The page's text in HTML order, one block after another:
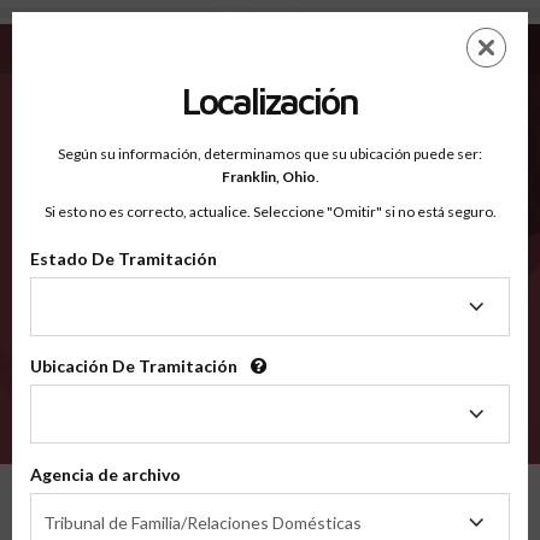
Morrill NE - Condados Reconocidos
EN
Condados Reconocidos
2600
Localización
Según su información, determinamos que su ubicación puede ser:
Franklin, Ohio.
Si esto no es correcto, actualice. Seleccione "Omitir" si no está seguro.
Estado De Tramitación
Tramitación
Ubicación De Tramitación
Tramitación
Agencia de archivo
Tribunal de Familia/Relaciones Domésticas
de